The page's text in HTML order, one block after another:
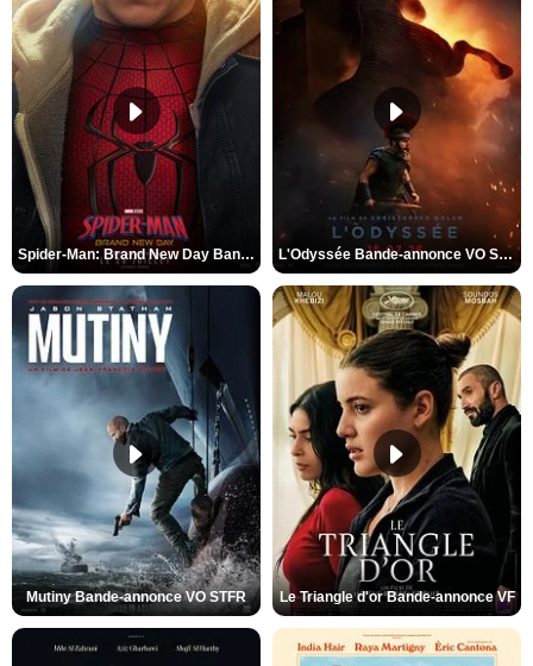
Spider-Man: Brand New Day Bande-annonce VO STFR L'Odyssée Bande-annonce VO STFR
Mutiny Bande-annonce VO STFR Le Triangle d'or Bande-annonce VF